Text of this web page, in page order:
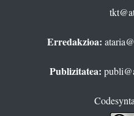
Erredakzioa:
Publizitatea: